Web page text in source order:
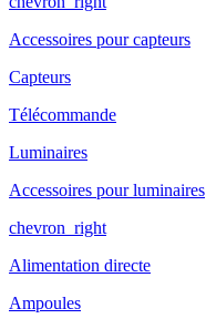
Accessoires pour capteurs
Capteurs
Télécommande
Luminaires
Accessoires pour luminaires
chevron_right
Alimentation directe
Ampoules